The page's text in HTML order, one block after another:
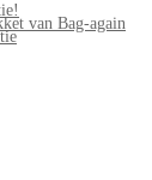
van Bag-again